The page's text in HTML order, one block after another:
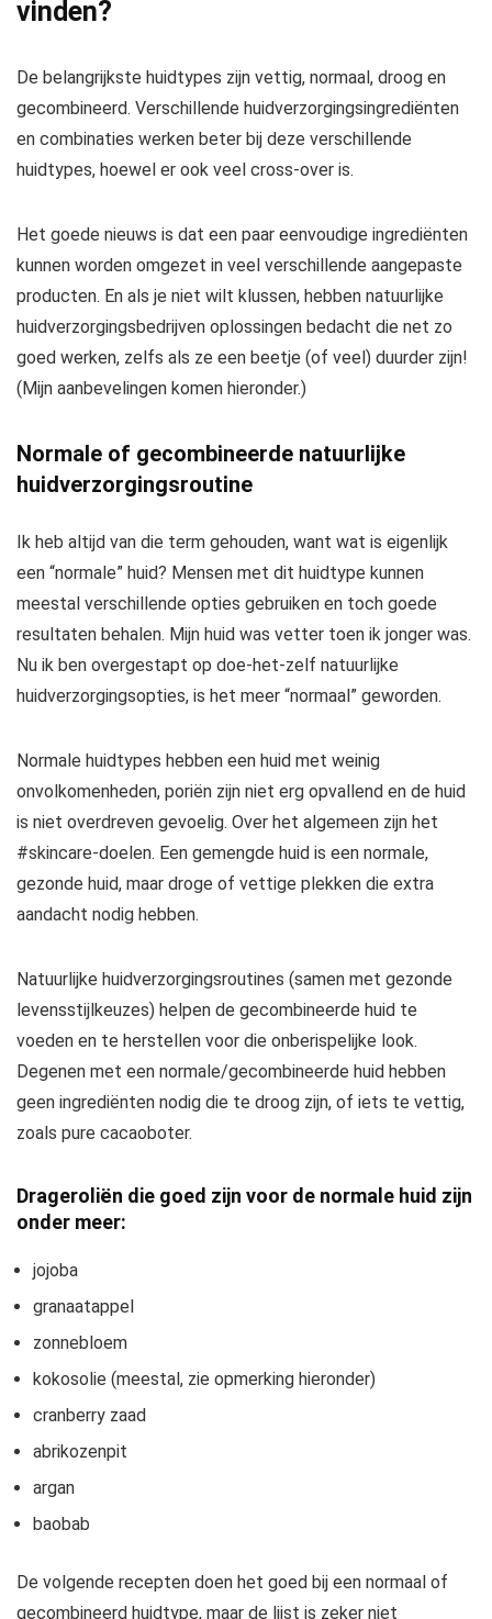
vinden?
De belangrijkste huidtypes zijn vettig, normaal, droog en
gecombineerd. Verschillende huidverzorgingsingrediënten
en combinaties werken beter bij deze verschillende
huidtypes, hoewel er ook veel cross-over is.
Het goede nieuws is dat een paar eenvoudige ingrediënten
kunnen worden omgezet in veel verschillende aangepaste
producten. En als je niet wilt klussen, hebben natuurlijke
huidverzorgingsbedrijven oplossingen bedacht die net zo
goed werken, zelfs als ze een beetje (of veel) duurder zijn!
(Mijn aanbevelingen komen hieronder.)
Normale of gecombineerde natuurlijke
huidverzorgingsroutine
Ik heb altijd van die term gehouden, want wat is eigenlijk
een “normale” huid? Mensen met dit huidtype kunnen
meestal verschillende opties gebruiken en toch goede
resultaten behalen. Mijn huid was vetter toen ik jonger was.
Nu ik ben overgestapt op doe-het-zelf natuurlijke
huidverzorgingsopties, is het meer “normaal” geworden.
Normale huidtypes hebben een huid met weinig
onvolkomenheden, poriën zijn niet erg opvallend en de huid
is niet overdreven gevoelig. Over het algemeen zijn het
#skincare-doelen. Een gemengde huid is een normale,
gezonde huid, maar droge of vettige plekken die extra
aandacht nodig hebben.
Natuurlijke huidverzorgingsroutines (samen met gezonde
levensstijlkeuzes) helpen de gecombineerde huid te
voeden en te herstellen voor die onberispelijke look.
Degenen met een normale/gecombineerde huid hebben
geen ingrediënten nodig die te droog zijn, of iets te vettig,
zoals pure cacaoboter.
Drageroliën die goed zijn voor de normale huid zijn
onder meer:
jojoba
granaatappel
zonnebloem
kokosolie (meestal, zie opmerking hieronder)
cranberry zaad
abrikozenpit
argan
baobab
De volgende recepten doen het goed bij een normaal of
gecombineerd huidtype, maar de lijst is zeker niet